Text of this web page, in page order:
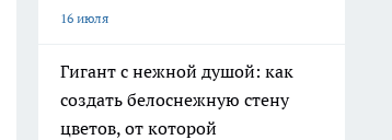
16 июля
Гигант с нежной душой: как
создать белоснежную стену
цветов, от которой